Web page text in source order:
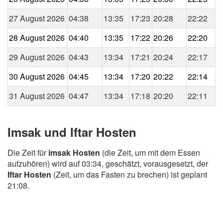
27 August 2026 04:38 13:35 17:23 20:28
22:22
28 August 2026 04:40 13:35 17:22 20:26
22:20
29 August 2026 04:43 13:34 17:21 20:24
22:17
30 August 2026 04:45 13:34 17:20 20:22
22:14
31 August 2026 04:47 13:34 17:18 20:20 22:11
Imsak und Iftar Hosten
Die Zeit fürimsak Hosten (die Zeit, um mit dem Essen
aufzuhören) wird auf 03:34, geschätzt, vorausgesetzt, der
Iftar Hosten (Zeit, um das Fasten zu brechen) ist geplant
21:08.